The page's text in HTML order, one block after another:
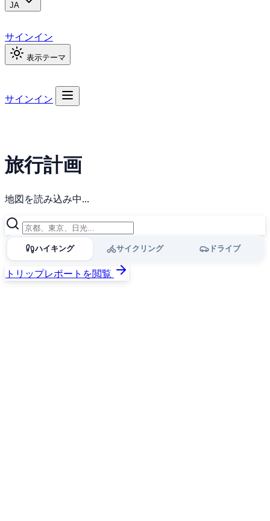
JA
サインイン
表示テーマ
サインイン
旅行計画
地図を読み込み中...
ハイキング サイクリング ドライブ
トリップレポートを閲覧